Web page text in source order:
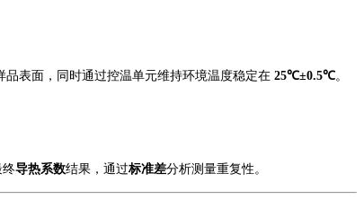
表面，同时通过控温单元维持环境温度稳定在 25℃±0.5℃。
导热系数结果，通过标准差分析测量重复性。